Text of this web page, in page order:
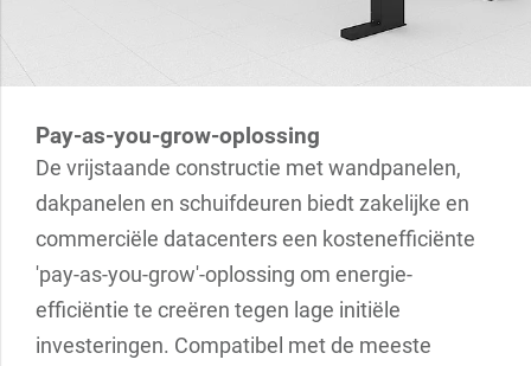
Pay-as-you-grow-oplossing
De vrijstaande constructie met wandpanelen,
dakpanelen en schuifdeuren biedt zakelijke en
commerciële datacenters een kostenefficiënte
'pay-as-you-grow'-oplossing om energie-
efficiëntie te creëren tegen lage initiële
investeringen. Compatibel met de meeste